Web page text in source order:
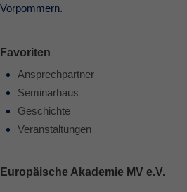
Vorpommern.
Favoriten
Ansprechpartner
Seminarhaus
Geschichte
Veranstaltungen
Europäische Akademie MV e.V.